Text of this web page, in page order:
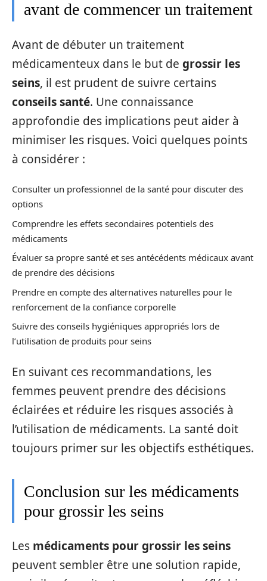
avant de commencer un traitement
Avant de débuter un traitement
médicamenteux dans le but de grossir les
seins, il est prudent de suivre certains
conseils santé. Une connaissance
approfondie des implications peut aider à
minimiser les risques. Voici quelques points
à considérer :
Consulter un professionnel de la santé pour discuter des
options
Comprendre les effets secondaires potentiels des
médicaments
Évaluer sa propre santé et ses antécédents médicaux avant
de prendre des décisions
Prendre en compte des alternatives naturelles pour le
renforcement de la confiance corporelle
Suivre des conseils hygiéniques appropriés lors de
l’utilisation de produits pour seins
En suivant ces recommandations, les
femmes peuvent prendre des décisions
éclairées et réduire les risques associés à
l’utilisation de médicaments. La santé doit
toujours primer sur les objectifs esthétiques.
Conclusion sur les médicaments
pour grossir les seins
Les médicaments pour grossir les seins
peuvent sembler être une solution rapide,